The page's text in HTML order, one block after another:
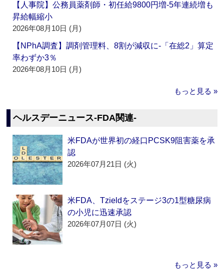
【人事院】公務員薬剤師・初任給9800円増‐5年連続増も
昇給幅縮小
2026年08月10日 (月)
【NPhA調査】調剤管理料、8割が減収に‐「在総2」算定
率わずか3％
2026年08月10日 (月)
もっと見る »
ヘルスデーニュース‐FDA関連‐
米FDAが世界初の経口PCSK9阻害薬を承
認
2026年07月21日 (火)
米FDA、Tzieldをステージ3の1型糖尿病
の小児に迅速承認
2026年07月07日 (火)
もっと見る »